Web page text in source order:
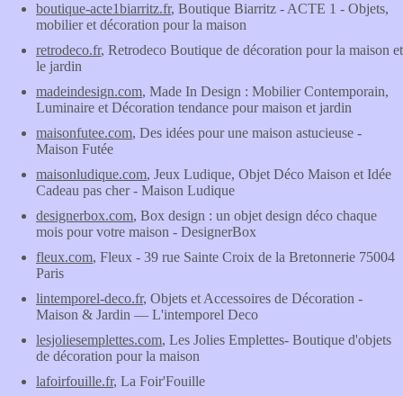
boutique-acte1biarritz.fr, Boutique Biarritz - ACTE 1 - Objets,
mobilier et décoration pour la maison
retrodeco.fr, Retrodeco Boutique de décoration pour la maison et
le jardin
madeindesign.com, Made In Design : Mobilier Contemporain,
Luminaire et Décoration tendance pour maison et jardin
maisonfutee.com, Des idées pour une maison astucieuse -
Maison Futée
maisonludique.com, Jeux Ludique, Objet Déco Maison et Idée
Cadeau pas cher - Maison Ludique
designerbox.com, Box design : un objet design déco chaque
mois pour votre maison - DesignerBox
fleux.com, Fleux - 39 rue Sainte Croix de la Bretonnerie 75004
Paris
lintemporel-deco.fr, Objets et Accessoires de Décoration -
Maison & Jardin — L'intemporel Deco
lesjoliesemplettes.com, Les Jolies Emplettes- Boutique d'objets
de décoration pour la maison
lafoirfouille.fr, La Foir'Fouille